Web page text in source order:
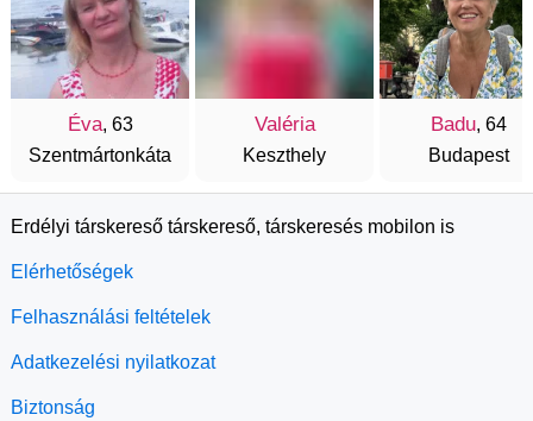
Éva, 63
Szentmártonkáta
Valéria
Keszthely
Badu, 64
Budapest
Erdélyi társkereső társkereső, társkeresés mobilon is
Elérhetőségek
Felhasználási feltételek
Adatkezelési nyilatkozat
Biztonság